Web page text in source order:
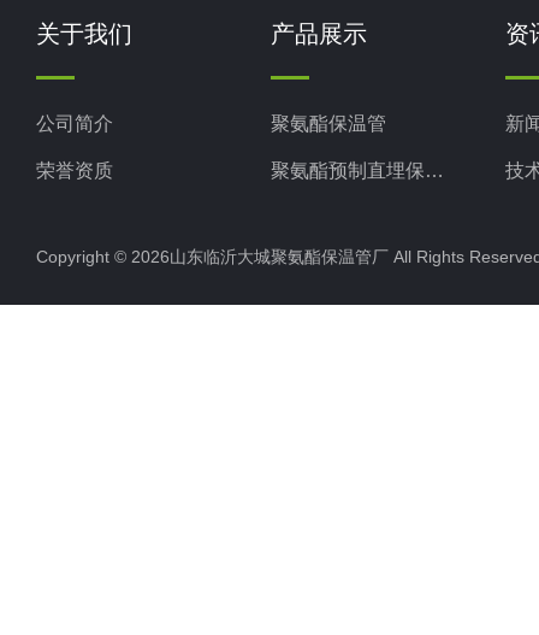
关于我们
公司简介
荣誉资质
产品展示
聚氨酯保温管
聚氨酯预制直埋保温管
聚氨酯发泡保温管
资
新
技
Copyright © 2026山东临沂大城聚氨酯保温管厂 All Rights